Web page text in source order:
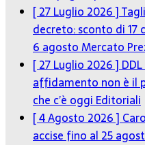
[ 27 Luglio 2026 ]
decreto: sconto di 17
6 agostoMercato
[ 27 Luglio 2026 ]
affidamento non è il
che c’è oggi Editoriali
[ 4 Agosto 2026 ]
accise fino al 25